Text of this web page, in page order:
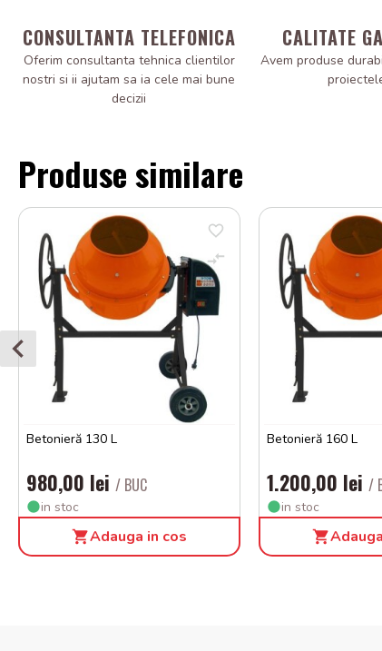
CONSULTANTA TELEFONICA
Oferim consultanta tehnica clientilor
nostri si ii ajutam sa ia cele mai bune
decizii
CALITATE
Avem produse
Produse similare
Betonieră 130 L
980,00 lei / BUC
in stoc
Adauga in cos
Betonieră 160 L
1.200,00 lei /
in stoc